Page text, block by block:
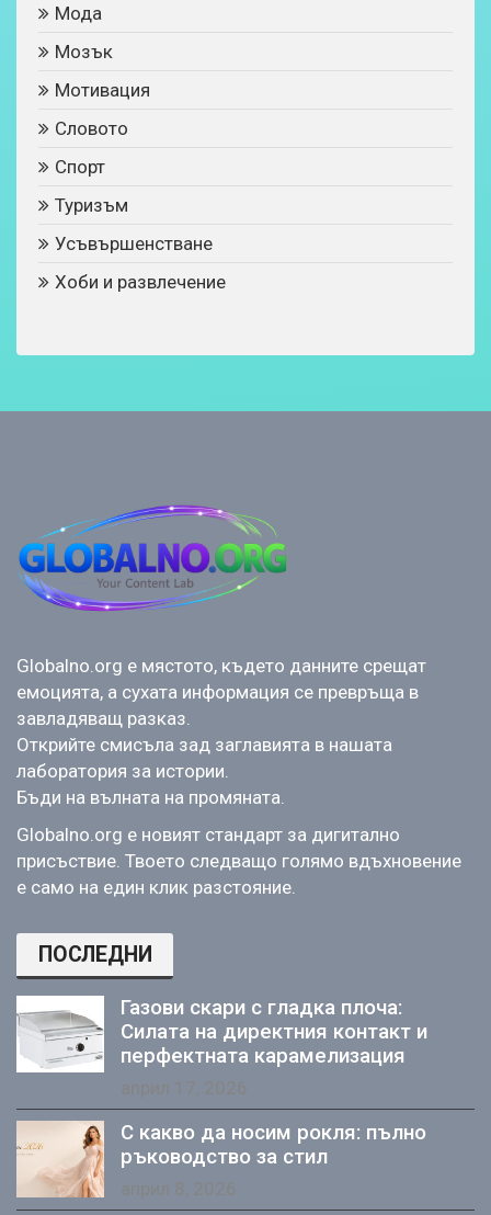
Мода
Мозък
Мотивация
Словото
Спорт
Туризъм
Усъвършенстване
Хоби и развлечение
Globalno.org е мястото, където данните срещат
емоцията, а сухата информация се превръща в
завладяващ разказ.
Открийте смисъла зад заглавията в нашата
лаборатория за истории.
Бъди на вълната на промяната.
Globalno.org е новият стандарт за дигитално
присъствие. Твоето следващо голямо вдъхновение
е само на един клик разстояние.
ПОСЛЕДНИ
Газови скари с гладка плоча:
Силата на директния контакт и
перфектната карамелизация
април 17, 2026
С какво да носим рокля: пълно
ръководство за стил
април 8, 2026